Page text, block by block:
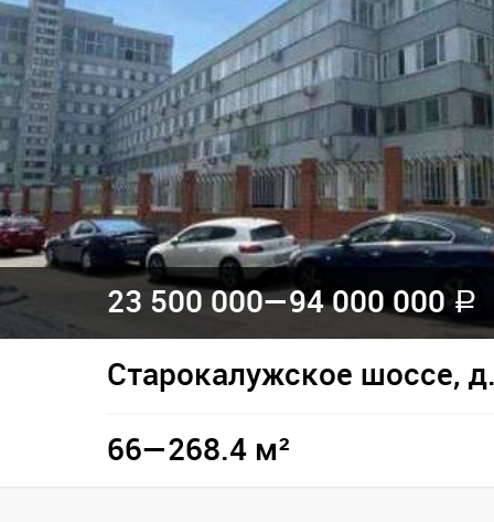
23 500 000—94 000 000 a
Старокалужское шоссе,
66—268.4 м²